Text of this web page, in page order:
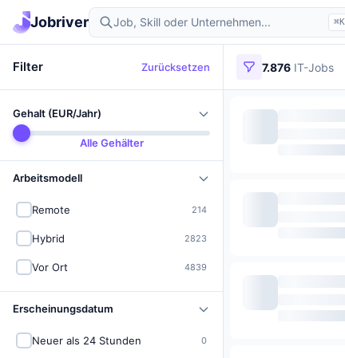
Jobriver ⌘K
Filter Zurücksetzen
Gehalt (EUR/Jahr)
Alle Gehälter
Arbeitsmodell
Remote 214
Hybrid 2823
Vor Ort 4839
Erscheinungsdatum
Neuer als 24 Stunden 0
7.876 IT-Jobs